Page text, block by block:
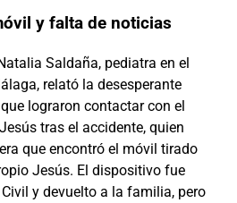
y falta de noticias
Saldaña, pediatra en el
relató la desesperante
lograron contactar con el
tras el accidente, quien
que encontró el móvil tirado
Jesús. El dispositivo fue
y devuelto a la familia, pero